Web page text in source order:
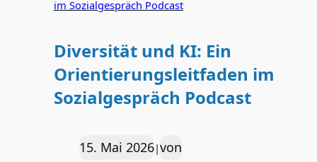
Diversität und KI: Ein
Orientierungsleitfaden im
Sozialgespräch Podcast
15. Mai 2026|von